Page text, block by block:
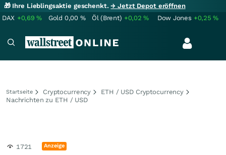
🎁 Ihre Lieblingsaktie geschenkt.→ Jetzt Depot eröffnen
DAX +0,69% Gold 0,00 % Öl (Brent) +0,02% Dow Jones +0,25%
Startseite Cryptocurrency
ETH / USD Cryptocurrency
Nachrichten zu ETH / USD
1721 Anzeige